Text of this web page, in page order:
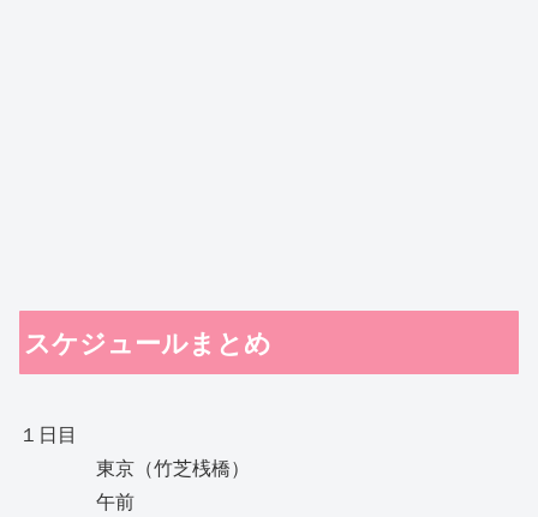
スケジュールまとめ
１日目
東京（竹芝桟橋）
午前